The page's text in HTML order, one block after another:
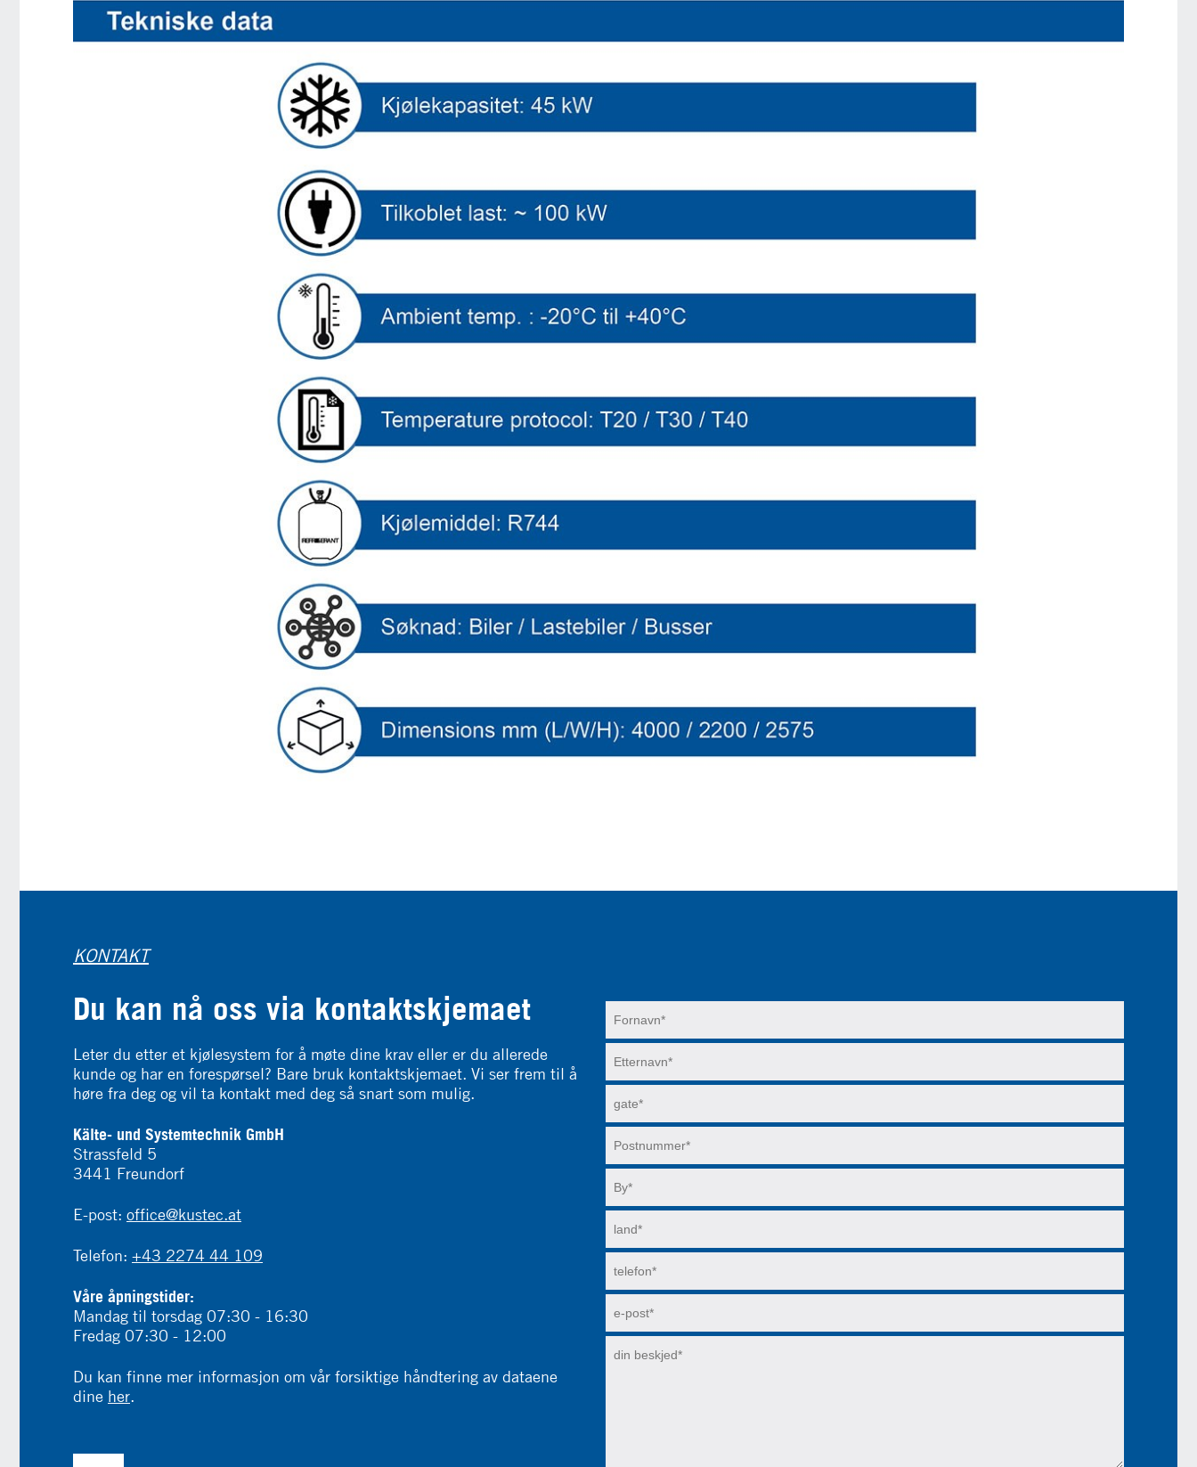
KONTAKT
Du kan nå oss via kontaktskjemaet
Leter du etter et kjølesystem for å møte dine krav eller er du allerede
kunde og har en forespørsel? Bare bruk kontaktskjemaet. Vi ser frem til å
høre fra deg og vil ta kontakt med deg så snart som mulig.
Kälte- und Systemtechnik GmbH
Strassfeld 5
3441 Freundorf
E-post: office@kustec.at
Telefon: +43 2274 44 109
Våre åpningstider:
Mandag til torsdag 07:30 - 16:30
Fredag ​​07:30 - 12:00
Du kan finne mer informasjon om vår forsiktige håndtering av dataene
dine her.